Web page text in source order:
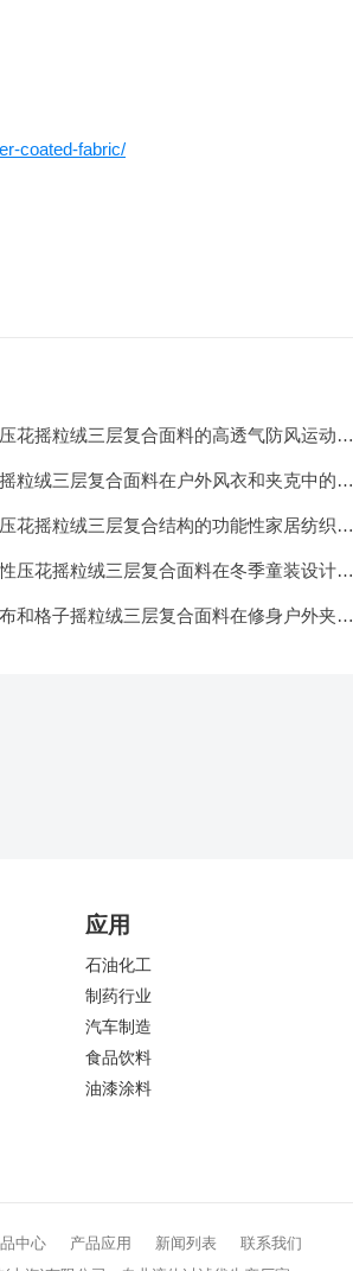
coated-fabric/
花摇粒绒三层复合面料的高透气防风运动服
粒绒三层复合面料在户外风衣和夹克中的应
花摇粒绒三层复合结构的功能性家居纺织品
压花摇粒绒三层复合面料在冬季童装设计中
和格子摇粒绒三层复合面料在修身户外夹克
应用
石油化工
制药行业
汽车制造
食品饮料
油漆涂料
中心 产品应用 新闻列表
联系我们